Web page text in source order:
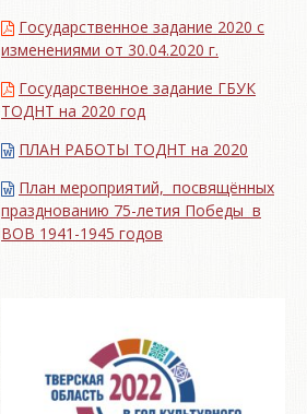
Государственное задание 2020 с
изменениями от 30.04.2020 г.
Государственное задание ГБУК
ТОДНТ на 2020 год
ПЛАН РАБОТЫ ТОДНТ на 2020
План мероприятий, посвящённых
празднованию 75-летия Победы в
ВОВ 1941-1945 годов